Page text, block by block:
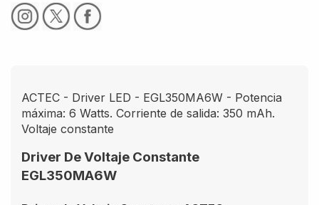
ACTEC - Driver LED - EGL350MA6W - Potencia
máxima: 6 Watts. Corriente de salida: 350 mAh.
Voltaje constante
Driver De Voltaje Constante
EGL350MA6W